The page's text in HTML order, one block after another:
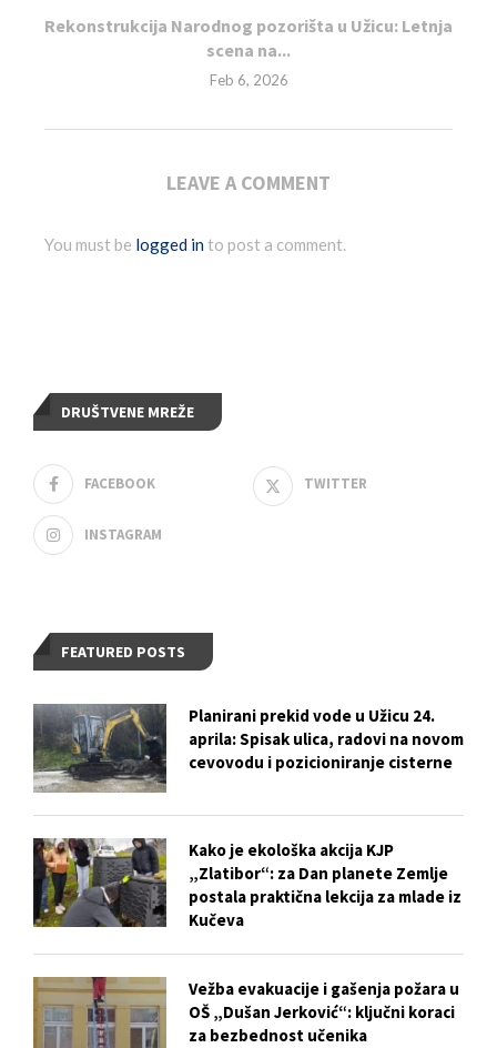
Rekonstrukcija Narodnog pozorišta u Užicu: Letnja
scena na...
Feb 6, 2026
LEAVE A COMMENT
You must be logged into post a comment.
DRUŠTVENE MREŽE
FACEBOOK TWITTER
INSTAGRAM
FEATURED POSTS
Planirani prekid vode u Užicu 24.
aprila: Spisak ulica, radovi na novom
cevovodu i pozicioniranje cisterne
Kako je ekološka akcija KJP
„Zlatibor“: za Dan planete Zemlje
postala praktična lekcija za mlade iz
Kučeva
Vežba evakuacije i gašenja požara u
OŠ „Dušan Jerković“: ključni koraci
za bezbednost učenika